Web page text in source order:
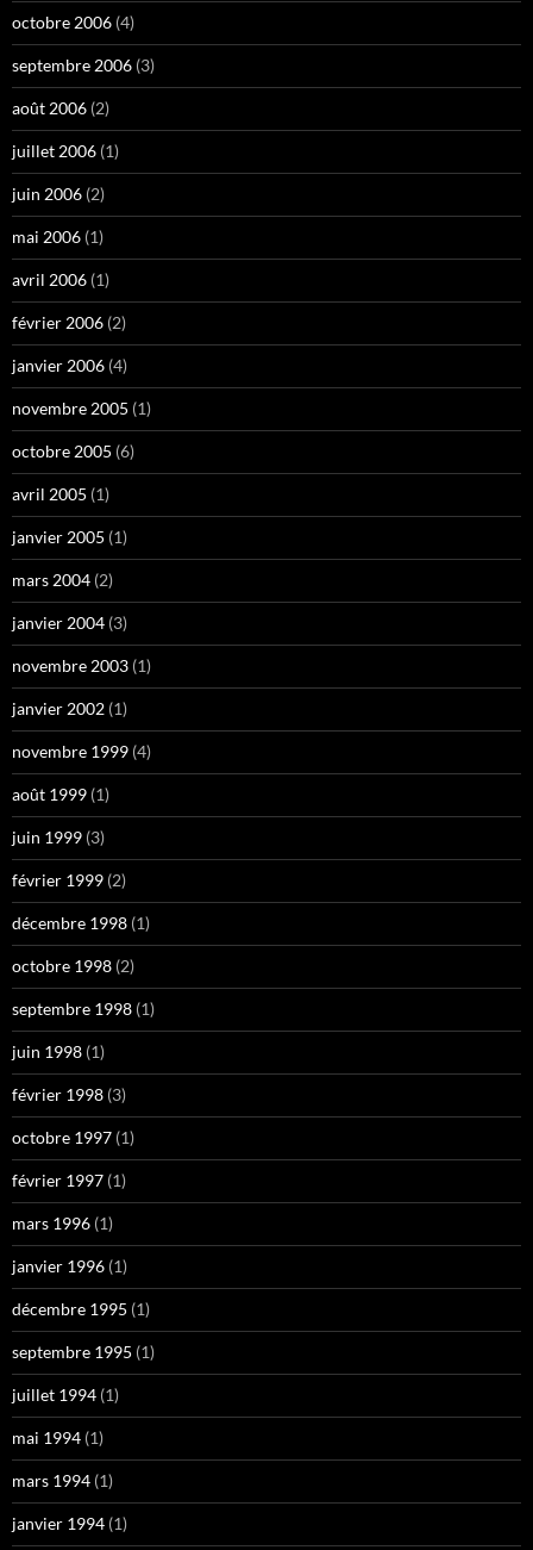
octobre 2006 (4)
septembre 2006 (3)
août 2006 (2)
juillet 2006 (1)
juin 2006 (2)
mai 2006 (1)
avril 2006 (1)
février 2006 (2)
janvier 2006 (4)
novembre 2005 (1)
octobre 2005 (6)
avril 2005 (1)
janvier 2005 (1)
mars 2004 (2)
janvier 2004 (3)
novembre 2003 (1)
janvier 2002 (1)
novembre 1999 (4)
août 1999 (1)
juin 1999 (3)
février 1999 (2)
décembre 1998 (1)
octobre 1998 (2)
septembre 1998 (1)
juin 1998 (1)
février 1998 (3)
octobre 1997 (1)
février 1997 (1)
mars 1996 (1)
janvier 1996 (1)
décembre 1995 (1)
septembre 1995 (1)
juillet 1994 (1)
mai 1994 (1)
mars 1994 (1)
janvier 1994 (1)